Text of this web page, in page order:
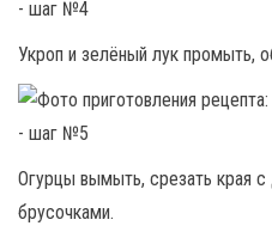
Укроп и зелёный лук промыть,
Огурцы вымыть, срезать края
брусочками.